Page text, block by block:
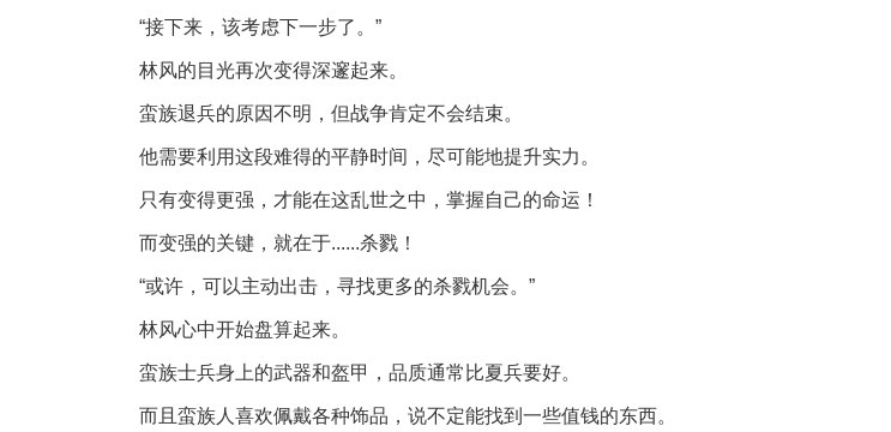
“接下来，该考虑下一步了。”
林风的目光再次变得深邃起来。
蛮族退兵的原因不明，但战争肯定不会结束。
他需要利用这段难得的平静时间，尽可能地提升实力。
只有变得更强，才能在这乱世之中，掌握自己的命运！
而变强的关键，就在于......杀戮！
“或许，可以主动出击，寻找更多的杀戮机会。”
林风心中开始盘算起来。
蛮族士兵身上的武器和盔甲，品质通常比夏兵要好。
而且蛮族人喜欢佩戴各种饰品，说不定能找到一些值钱的东西。